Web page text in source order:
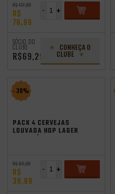
R$ 127,99
R$
76,99
+
-
SÓCIO DO
CLUBE
R$69,29
CONHEÇA O
CLUBE
- 38%
PACK 4 CERVEJAS
LOUVADA HOP LAGER
R$ 63,99
R$
39,99
+
-